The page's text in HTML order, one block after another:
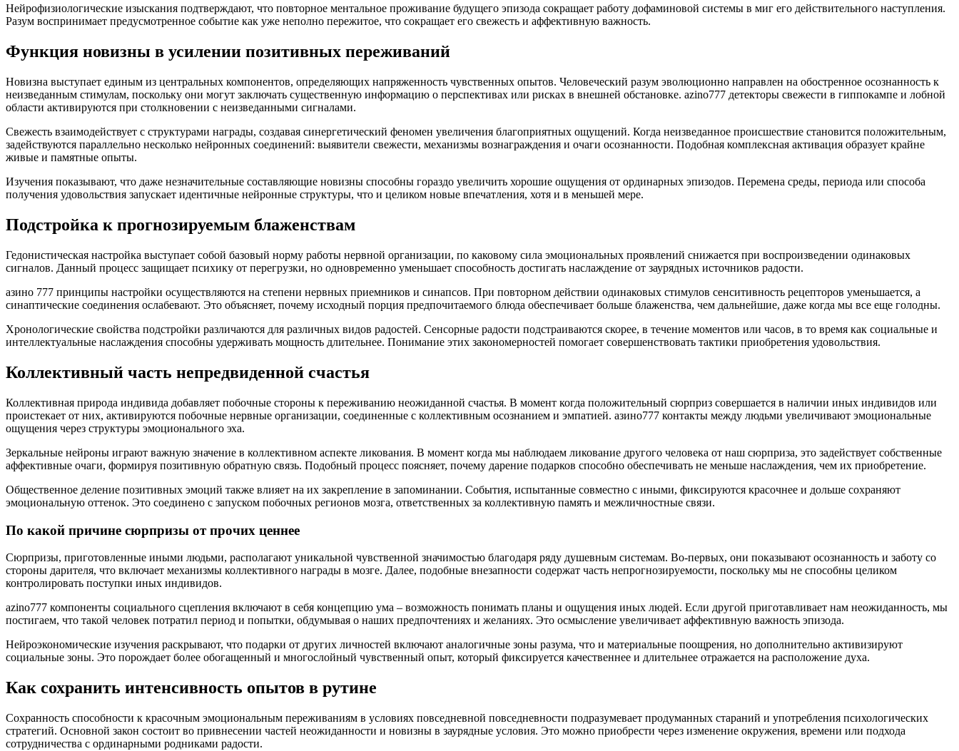
Нейрофизиологические изыскания подтверждают, что повторное ментальное проживание будущего эпизода сокращает работу дофаминовой системы в миг его действительного наступления.
Разум воспринимает предусмотренное событие как уже неполно пережитое, что сокращает его свежесть и аффективную важность.
Функция новизны в усилении позитивных переживаний
Новизна выступает единым из центральных компонентов, определяющих напряженность чувственных опытов. Человеческий разум эволюционно направлен на обостренное осознанность к
неизведанным стимулам, поскольку они могут заключать существенную информацию о перспективах или рисках в внешней обстановке. azino777 детекторы свежести в гиппокампе и лобной
области активируются при столкновении с неизведанными сигналами.
Свежесть взаимодействует с структурами награды, создавая синергетический феномен увеличения благоприятных ощущений. Когда неизведанное происшествие становится положительным,
задействуются параллельно несколько нейронных соединений: выявители свежести, механизмы вознаграждения и очаги осознанности. Подобная комплексная активация образует крайне
живые и памятные опыты.
Изучения показывают, что даже незначительные составляющие новизны способны гораздо увеличить хорошие ощущения от ординарных эпизодов. Перемена среды, периода или способа
получения удовольствия запускает идентичные нейронные структуры, что и целиком новые впечатления, хотя и в меньшей мере.
Подстройка к прогнозируемым блаженствам
Гедонистическая настройка выступает собой базовый норму работы нервной организации, по каковому сила эмоциональных проявлений снижается при воспроизведении одинаковых
сигналов. Данный процесс защищает психику от перегрузки, но одновременно уменьшает способность достигать наслаждение от заурядных источников радости.
азино 777 принципы настройки осуществляются на степени нервных приемников и синапсов. При повторном действии одинаковых стимулов сенситивность рецепторов уменьшается, а
синаптические соединения ослабевают. Это объясняет, почему исходный порция предпочитаемого блюда обеспечивает больше блаженства, чем дальнейшие, даже когда мы все еще голодны.
Хронологические свойства подстройки различаются для различных видов радостей. Сенсорные радости подстраиваются скорее, в течение моментов или часов, в то время как социальные и
интеллектуальные наслаждения способны удерживать мощность длительнее. Понимание этих закономерностей помогает совершенствовать тактики приобретения удовольствия.
Коллективный часть непредвиденной счастья
Коллективная природа индивида добавляет побочные стороны к переживанию неожиданной счастья. В момент когда положительный сюрприз совершается в наличии иных индивидов или
проистекает от них, активируются побочные нервные организации, соединенные с коллективным осознанием и эмпатией. азино777 контакты между людьми увеличивают эмоциональные
ощущения через структуры эмоционального эха.
Зеркальные нейроны играют важную значение в коллективном аспекте ликования. В момент когда мы наблюдаем ликование другого человека от наш сюрприза, это задействует собственные
аффективные очаги, формируя позитивную обратную связь. Подобный процесс поясняет, почему дарение подарков способно обеспечивать не меньше наслаждения, чем их приобретение.
Общественное деление позитивных эмоций также влияет на их закрепление в запоминании. События, испытанные совместно с иными, фиксируются красочнее и дольше сохраняют
эмоциональную оттенок. Это соединено с запуском побочных регионов мозга, ответственных за коллективную память и межличностные связи.
По какой причине сюрпризы от прочих ценнее
Сюрпризы, приготовленные иными людьми, располагают уникальной чувственной значимостью благодаря ряду душевным системам. Во-первых, они показывают осознанность и заботу со
стороны дарителя, что включает механизмы коллективного награды в мозге. Далее, подобные внезапности содержат часть непрогнозируемости, поскольку мы не способны целиком
контролировать поступки иных индивидов.
azino777 компоненты социального сцепления включают в себя концепцию ума – возможность понимать планы и ощущения иных людей. Если другой приготавливает нам неожиданность, мы
постигаем, что такой человек потратил период и попытки, обдумывая о наших предпочтениях и желаниях. Это осмысление увеличивает аффективную важность эпизода.
Нейроэкономические изучения раскрывают, что подарки от других личностей включают аналогичные зоны разума, что и материальные поощрения, но дополнительно активизируют
социальные зоны. Это порождает более обогащенный и многослойный чувственный опыт, который фиксируется качественнее и длительнее отражается на расположение духа.
Как сохранить интенсивность опытов в рутине
Сохранность способности к красочным эмоциональным переживаниям в условиях повседневной повседневности подразумевает продуманных стараний и употребления психологических
стратегий. Основной закон состоит во привнесении частей неожиданности и новизны в заурядные условия. Это можно приобрести через изменение окружения, времени или подхода
сотрудничества с ординарными родниками радости.